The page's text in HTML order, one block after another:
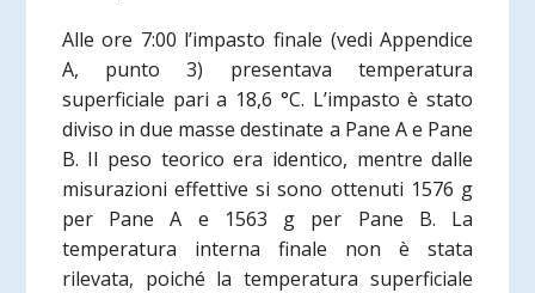
Alle ore 7:00 l’impasto finale (vedi Appendice
A, punto 3) presentava temperatura
superficiale pari a 18,6 °C. L’impasto è stato
diviso in due masse destinate a Pane A e Pane
B. Il peso teorico era identico, mentre dalle
misurazioni effettive si sono ottenuti 1576 g
per Pane A e 1563 g per Pane B. La
temperatura interna finale non è stata
rilevata, poiché la temperatura superficiale